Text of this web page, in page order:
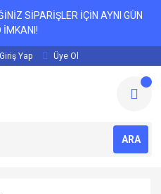
SİPARİŞLER İÇİN AYNI GÜN
İMKANI!
Giriş Yap Üye Ol
ARA